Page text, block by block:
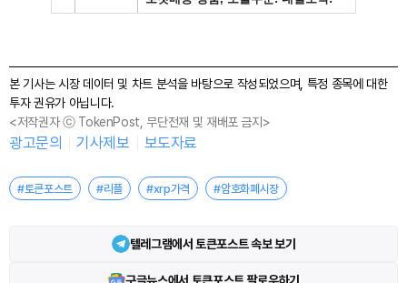
본 기사는 시장 데이터 및 차트 분석을 바탕으로 작성되었으며, 특정 종목에 대한
투자 권유가 아닙니다.
<저작권자 ⓒ TokenPost, 무단전재 및 재배포 금지>
광고문의 기사제보 보도자료
#토큰포스트 #리플 #xrp가격 #암호화폐시장
텔레그램에서 토큰포스트 속보 보기
구글뉴스에서 토큰포스트 팔로우하기